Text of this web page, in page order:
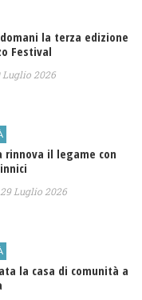
la terza edizione
Festival
Luglio 2026
rinnova il legame con
Luglio 2026
la casa di comunità a